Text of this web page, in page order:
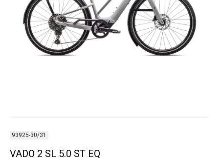
93925-30/31
VADO 2 SL 5.0 ST EQ